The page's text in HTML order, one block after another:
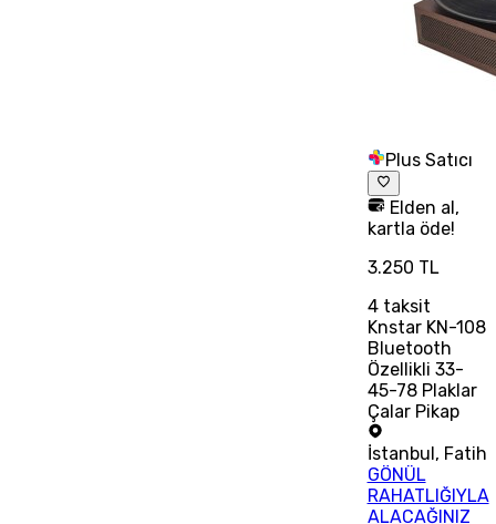
Plus Satıcı
Elden al,
kartla öde!
3.250 TL
4taksit
Knstar KN-108
Bluetooth
Özellikli 33-
45-78 Plaklar
Çalar Pikap
İstanbul, Fatih
GÖNÜL
RAHATLIĞIYLA
ALACAĞINIZ